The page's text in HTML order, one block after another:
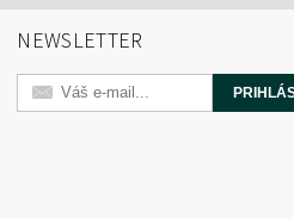
NEWSLETTER